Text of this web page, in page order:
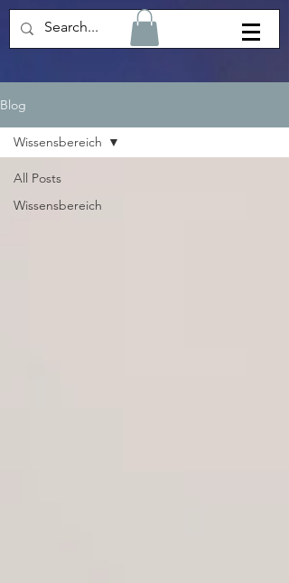
Blog
All Posts
Wissensbereich
Wissensbereich